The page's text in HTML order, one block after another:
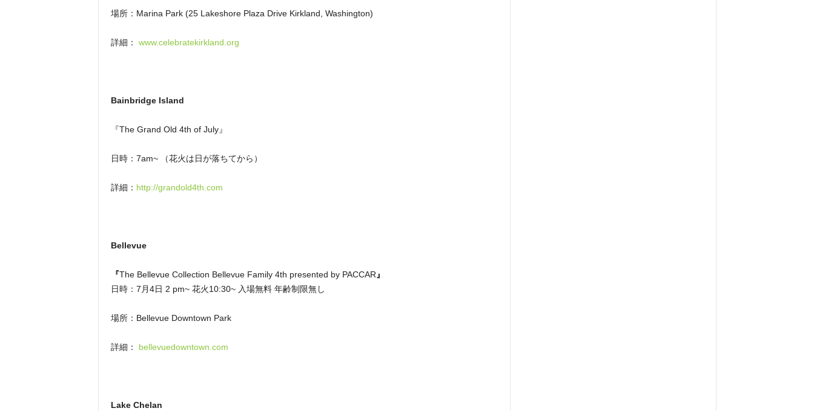
場所：Marina Park (25 Lakeshore Plaza Drive Kirkland, Washington)
詳細： www.celebratekirkland.org
Bainbridge Island
『The Grand Old 4th of July』
日時：7am~ （花火は日が落ちてから）
詳細： http://grandold4th.com
Bellevue
『The Bellevue Collection Bellevue Family 4th presented by PACCAR 』
日時：7月4日 2 pm~ 花火10:30~ 入場無料 年齢制限無し
場所：Bellevue Downtown Park
詳細： bellevuedowntown.com
Lake Chelan